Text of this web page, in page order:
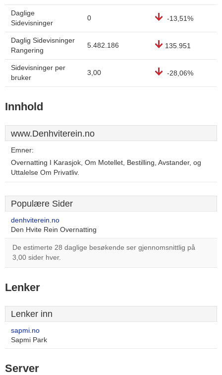
Daglige
Sidevisninger
0 -13,51%
Daglig Sidevisninger
Rangering
5.482.186 135.951
Sidevisninger per
bruker
3,00 -28,06%
Innhold
www.Denhviterein.no
Emner:
Overnatting I Karasjok, Om Motellet, Bestilling, Avstander, og
Uttalelse Om Privatliv.
Populære Sider
denhviterein.no
Den Hvite Rein Overnatting
De estimerte 28 daglige besøkende ser gjennomsnittlig på
3,00 sider hver.
Lenker
Lenker inn
sapmi.no
Sapmi Park
Server